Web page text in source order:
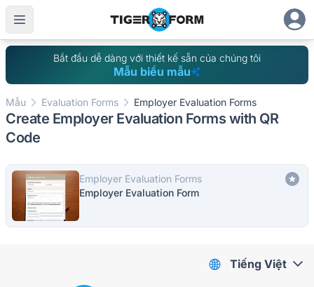
Bắt đầu dễ dàng với thiết kế sẵn của chúng tôi
Mẫu biểu mẫu
Mẫu Evaluation Forms Employer Evaluation Forms
Create Employer Evaluation Forms with QR
Code
Employer Evaluation Forms
Employer Evaluation Form
Tiếng Việt